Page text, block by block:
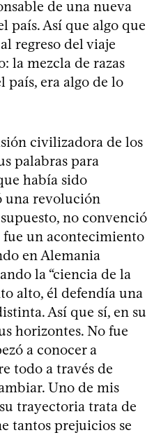
de una nueva
país. Así que algo que
regreso del viaje
la mezcla de razas
país, era algo de lo
civilizadora de los
palabras para
había sido
una revolución
no convenció
un acontecimiento
en Alemania
la “ciencia de la
alto, él defendía una
Así que sí, en su
horizontes. No fue
a conocer a
todo a través de
Uno de mis
trayectoria trata de
tantos prejuicios se